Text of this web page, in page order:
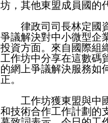
坊，其他東盟成員國的
律政司司長林定國資
爭議解決對中小微型企
投資方面。來自國際組
工作坊中分享在這數碼
的網上爭議解決服務如
正。
工作坊獲東盟與中國
和技術合作工作計劃的